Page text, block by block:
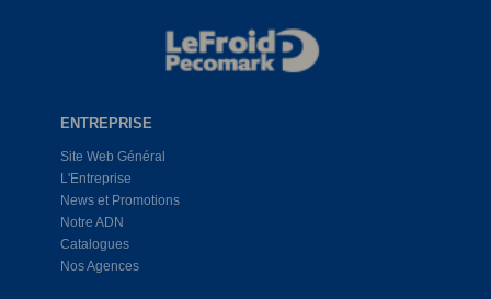
ENTREPRISE
Site Web Général
L'Entreprise
News et Promotions
Notre ADN
Catalogues
Nos Agences